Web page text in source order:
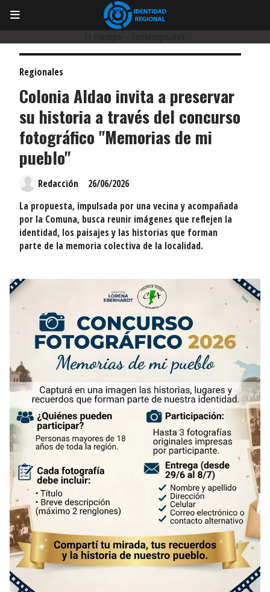
Colonia Aldao invita a preservar
su historia a través del concurso
fotográfico "Memorias de mi
pueblo"
La propuesta, impulsada por una vecina y acompañada
por la Comuna, busca reunir imágenes que reflejen la
identidad, los paisajes y las historias que forman
parte de la memoria colectiva de la localidad.
Regionales
26/06/2026
Redacción